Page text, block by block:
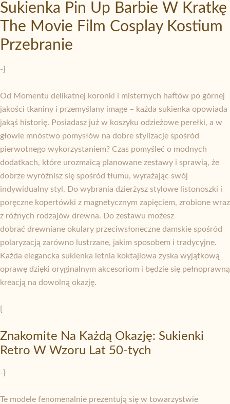
Sukienka Pin Up Barbie W Kratkę
The Movie Film Cosplay Kostium
Przebranie
-}
Od Momentu delikatnej koronki i misternych haftów po górnej
jakości tkaniny i przemyślany image – każda sukienka opowiada
jakąś historię. Posiadasz już w koszyku odzieżowe perełki, a w
głowie mnóstwo pomysłów na dobre stylizacje spośród
pierwotnego wykorzystaniem? Czas pomyśleć o modnych
dodatkach, które urozmaicą planowane zestawy i sprawią, że
dobrze wyróżnisz się spośród tłumu, wyrażając swój
indywidualny styl. Do wybrania dzierżysz stylowe listonoszki i
poręczne kopertówki z magnetycznym zapięciem, zrobione wraz
z różnych rodzajów drewna. Do zestawu możesz
dobrać drewniane okulary przeciwsłoneczne damskie spośród
polaryzacją zarówno lustrzane, jakim sposobem i tradycyjne.
Każda elegancka sukienka letnia koktajlowa zyska wyjątkową
oprawę dzięki oryginalnym akcesoriom i będzie się pełnoprawną
kreacją na dowolną okazję.
{
Znakomite Na Każdą Okazję: Sukienki
Retro W Wzoru Lat 50-tych
-}
Te modele fenomenalnie prezentują się w towarzystwie